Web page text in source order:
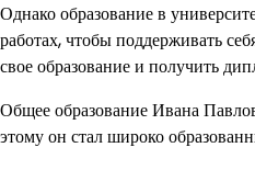
Однако образование в
работах, чтобы поддерживать
свое образование и получить
Общее образование Ивана
этому он стал широко